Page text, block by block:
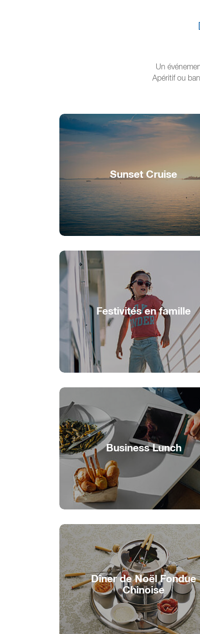
Un
Apéritif ou
Sunset Cruise
Ambiance du soir sur l'eau
Festivités en famille
Fête de famille sur le bateau
Business Lunch
Pause de midi avec vue sur le lac
Dîner de Noël Fondue
Chinoise
Louer le Bateau-Fondue chinoise